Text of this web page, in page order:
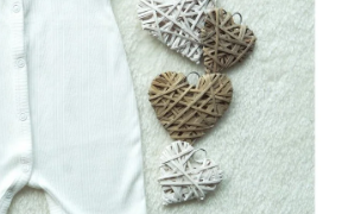
Doprava a platba
pro vrácení a výměnu
podmínky